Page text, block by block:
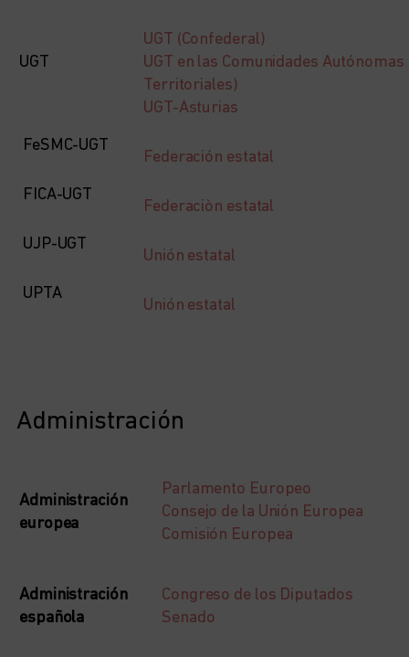
UGT
UGT (Confederal)
UGT en las Comunidades Autónomas
Territoriales)
UGT-Asturias
FeSMC-UGT
Federación estatal
FICA-UGT
Federaciòn estatal
UJP-UGT
Unión estatal
UPTA
Unión estatal
Administración
Administración
europea
Parlamento Europeo
Consejo de la Unión Europea
Comisión Europea
Administración
española
Congreso de los Diputados
Senado